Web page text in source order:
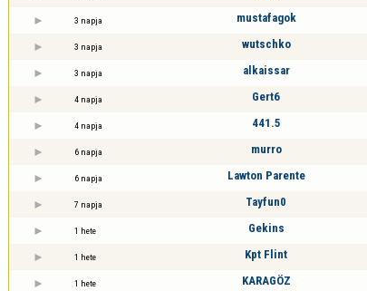
3 napja mustafagok
3 napja wutschko
3 napja alkaissar
4 napja Gert6
4 napja 441.5
6 napja murro
6 napja Lawton Parente
7 napja Tayfun0
1 hete Gekins
1 hete Kpt Flint
1 hete KARAGÖZ